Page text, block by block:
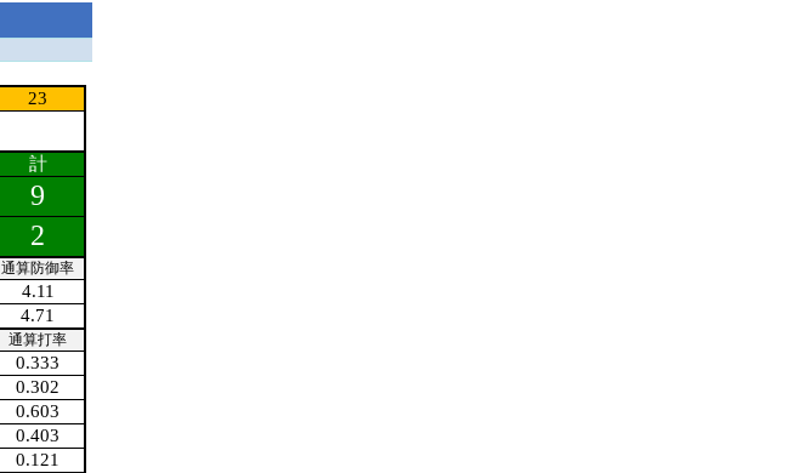
23
計
9
2
通算防御率
4.11
4.71
通算打率
0.333
0.302
0.603
0.403
0.121